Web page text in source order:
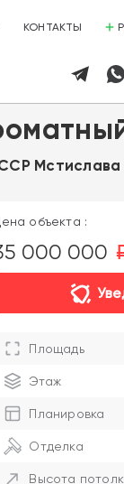
КОНТАКТЫ
Мстислава
объекта :
000 000
Площадь
Этаж
Планировка
Отделка
Высота